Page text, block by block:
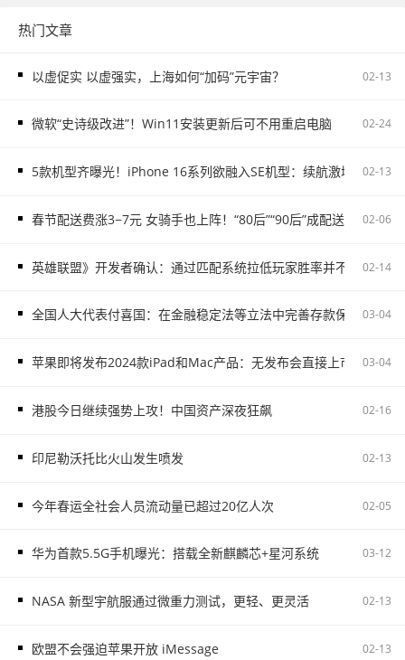
热门文章
以虚促实 以虚强实，上海如何“加码”元宇宙？ 02-13
微软“史诗级改进”！Win11安装更新后可不用重启电脑 02-24
5款机型齐曝光！iPhone 16系列欲融入SE机型：续航激增、8G内
02-13
春节配送费涨3−7元 女骑手也上阵！“80后”“90后”成配送主力02-06
英雄联盟》开发者确认：通过匹配系统拉低玩家胜率并不存在02-14
全国人大代表付喜国：在金融稳定法等立法中完善存款保险制度
03-04
苹果即将发布2024款iPad和Mac产品：无发布会直接上市 03-04
港股今日继续强势上攻！中国资产深夜狂飙 02-16
印尼勒沃托比火山发生喷发 02-13
今年春运全社会人员流动量已超过20亿人次 02-05
华为首款5.5G手机曝光：搭载全新麒麟芯+星河系统 03-12
NASA 新型宇航服通过微重力测试，更轻、更灵活 02-13
欧盟不会强迫苹果开放 iMessage 02-13